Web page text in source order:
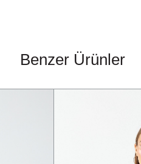
Benzer Ürünler